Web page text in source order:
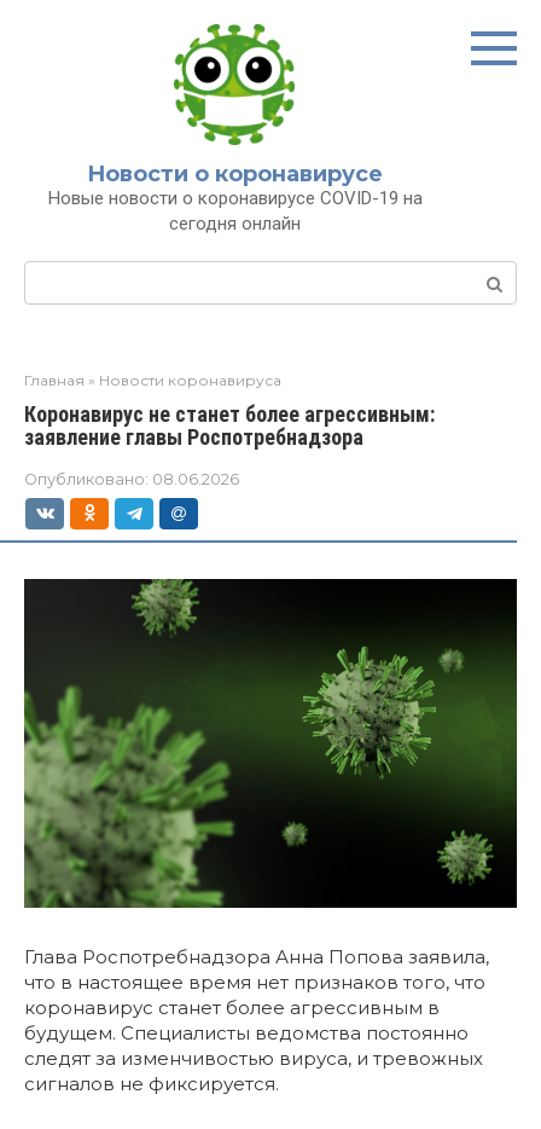
Новости о коронавирусе
Новые новости о коронавирусе COVID-19 на
сегодня онлайн
Главная » Новости коронавируса
Коронавирус не станет более агрессивным:
заявление главы Роспотребнадзора
Опубликовано: 08.06.2026
Глава Роспотребнадзора Анна Попова заявила,
что в настоящее время нет признаков того, что
коронавирус станет более агрессивным в
будущем. Специалисты ведомства постоянно
следят за изменчивостью вируса, и тревожных
сигналов не фиксируется.